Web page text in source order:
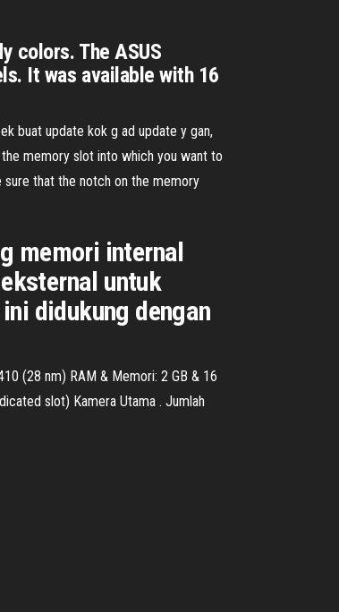
colors. The ASUS
It was available with 16
buat update kok g ad update y gan,
memory slot into which you want to
that the notch on the memory
memori internal
untuk
didukung dengan
(28 nm) RAM & Memori: 2 GB & 16
slot) Kamera Utama . Jumlah